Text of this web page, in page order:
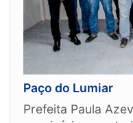
Paço do Lumiar
Prefeita Paula